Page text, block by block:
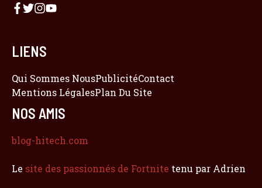
LIENS
Qui Sommes NousPublicitéContact
Mentions LégalesPlan Du Site
NOS AMIS
blog-hitech.com
Le site des passionnés de Fortnite tenu par Adrien